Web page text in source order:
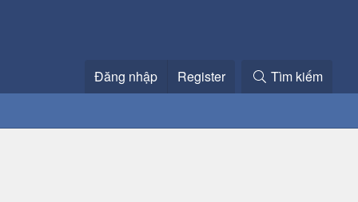
Đăng nhập Register Tìm kiếm